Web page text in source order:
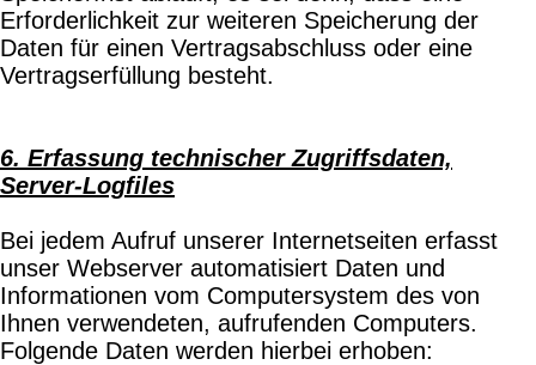
Erforderlichkeit zur weiteren Speicherung der
Daten für einen Vertragsabschluss oder eine
Vertragserfüllung besteht.
6. Erfassung technischer Zugriffsdaten,
Server-Logfiles
Bei jedem Aufruf unserer Internetseiten erfasst
unser Webserver automatisiert Daten und
Informationen vom Computersystem des von
Ihnen verwendeten, aufrufenden Computers.
Folgende Daten werden hierbei erhoben: